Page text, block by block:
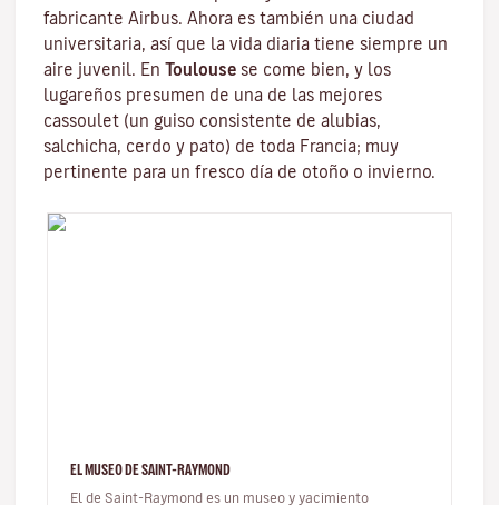
fabricante Airbus. Ahora es también una ciudad
universitaria, así que la vida diaria tiene siempre un
aire juvenil. En Toulouse se come bien, y los
lugareños presumen de una de las mejores
cassoulet (un guiso consistente de alubias,
salchicha, cerdo y pato) de toda Francia; muy
pertinente para un fresco día de otoño o invierno.
EL MUSEO DE SAINT-RAYMOND
El de Saint-Raymond es un museo y yacimiento